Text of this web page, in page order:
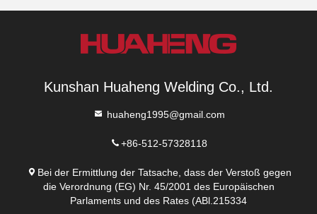
Kunshan Huaheng Welding Co., Ltd.
huaheng1995@gmail.com
+86-512-57328118
Bei der Ermittlung der Tatsache, dass der Verstoß gegen
die Verordnung (EG) Nr. 45/2001 des Europäischen
Parlaments und des Rates (ABl.215334